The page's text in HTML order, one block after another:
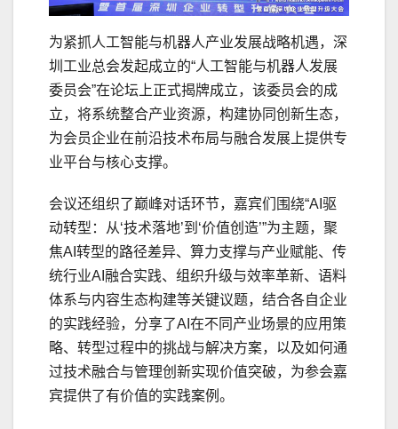
为紧抓人工智能与机器人产业发展战略机遇，深
圳工业总会发起成立的“人工智能与机器人发展
委员会”在论坛上正式揭牌成立，该委员会的成
立，将系统整合产业资源，构建协同创新生态，
为会员企业在前沿技术布局与融合发展上提供专
业平台与核心支撑。
会议还组织了巅峰对话环节，嘉宾们围绕“AI驱
动转型：从‘技术落地’到‘价值创造’”为主题，聚
焦AI转型的路径差异、算力支撑与产业赋能、传
统行业AI融合实践、组织升级与效率革新、语料
体系与内容生态构建等关键议题，结合各自企业
的实践经验，分享了AI在不同产业场景的应用策
略、转型过程中的挑战与解决方案，以及如何通
过技术融合与管理创新实现价值突破，为参会嘉
宾提供了有价值的实践案例。